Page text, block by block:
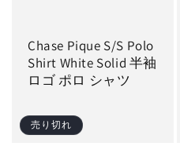
Chase Pique S/S Polo
Shirt White Solid 半袖
ロゴ ポロ シャツ
売り切れ